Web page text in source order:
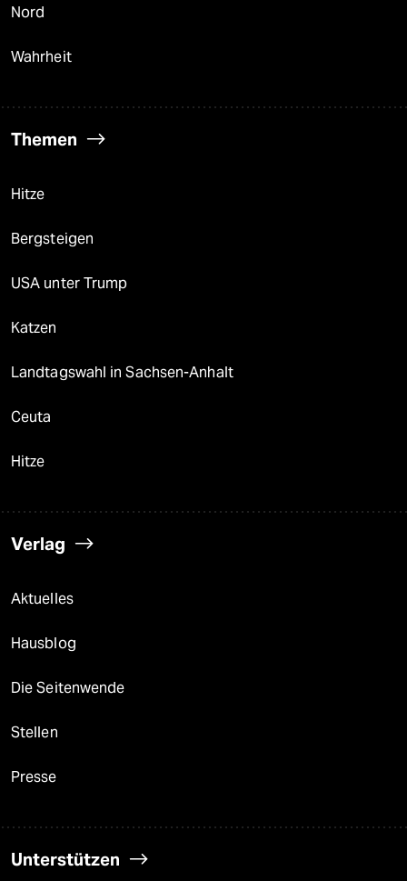
Nord
Wahrheit
Themen
Hitze
Bergsteigen
USA unter Trump
Katzen
Landtagswahl in Sachsen-Anhalt
Ceuta
Hitze
Verlag
Aktuelles
Hausblog
Die Seitenwende
Stellen
Presse
Unterstützen